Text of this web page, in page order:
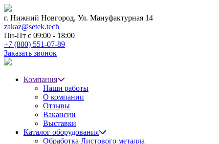
г. Нижний Новгород, Ул. Мануфактурная 14
zakaz@setek.tech
Пн-Пт с 09:00 - 18:00
+7 (800) 551-07-89
Заказать звонок
Компания
Наши работы
О компании
Отзывы
Вакансии
Выставки
Каталог оборудования
Обработка Листового металла